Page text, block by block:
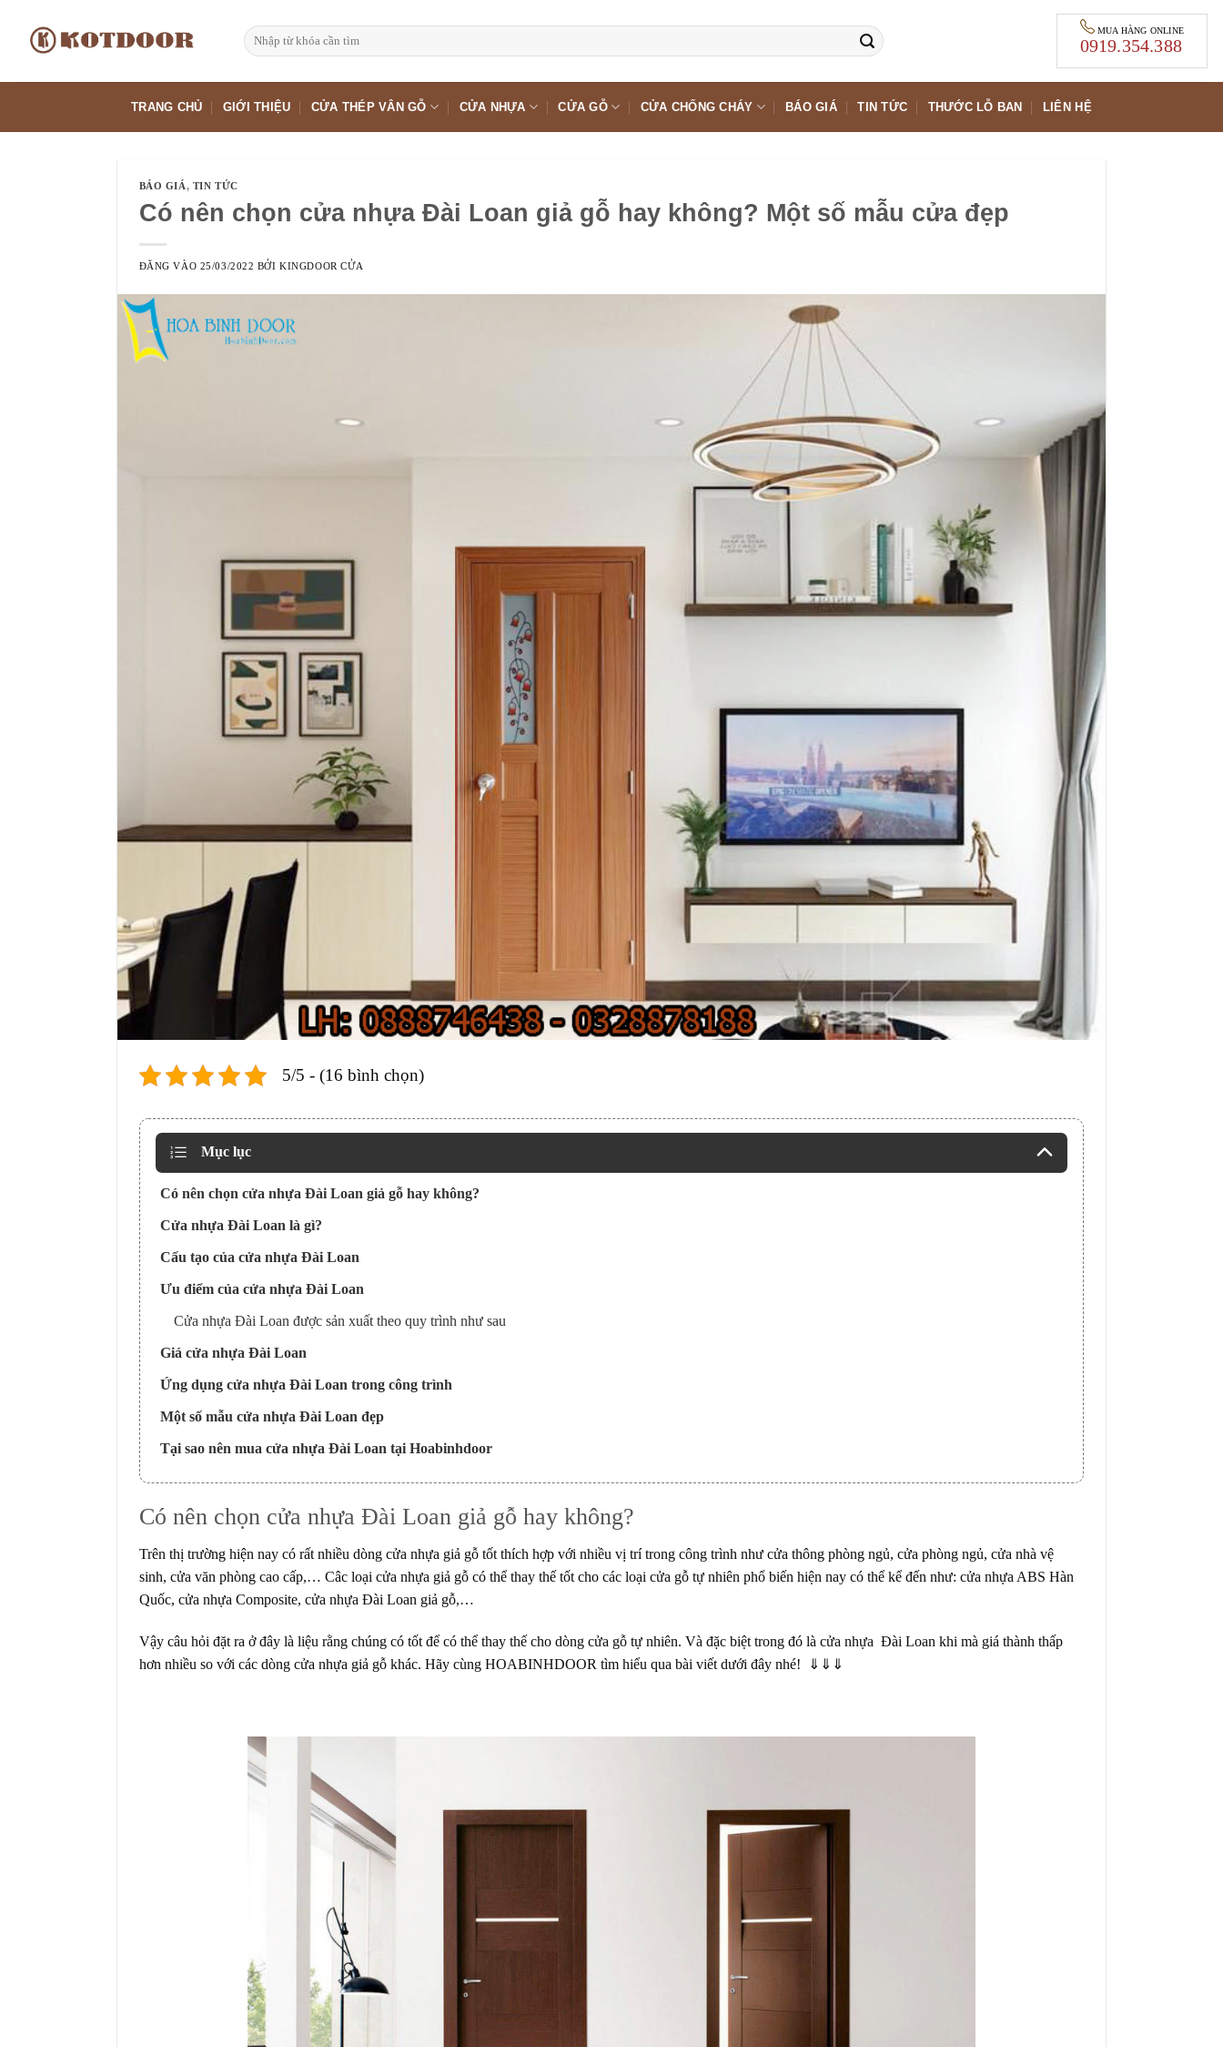
dung
Tìm
kiếm:
MUA HÀNG ONLINE
0919.354.388
TRANG CHỦ GIỚI THIỆU CỬA THÉP VÂN GỖ CỬA NHỰA CỬA GỖ CỬA CHỐNG CHÁY BÁO GIÁ TIN TỨC THƯỚC LỖ BAN LIÊN HỆ
BÁO GIÁ, TIN TỨC
Có nên chọn cửa nhựa Đài Loan giả gỗ hay không? Một số mẫu cửa đẹp
ĐĂNG VÀO 25/03/2022 BỞIKINGDOOR CỬA
5/5 - (16 bình chọn)
Mục lục
Có nên chọn cửa nhựa Đài Loan giả gỗ hay không?
Cửa nhựa Đài Loan là gì?
Cấu tạo của cửa nhựa Đài Loan
Ưu điểm của cửa nhựa Đài Loan
Cửa nhựa Đài Loan được sản xuất theo quy trình như sau
Giá cửa nhựa Đài Loan
Ứng dụng cửa nhựa Đài Loan trong công trình
Một số mẫu cửa nhựa Đài Loan đẹp
Tại sao nên mua cửa nhựa Đài Loan tại Hoabinhdoor
Có nên chọn cửa nhựa Đài Loan giả gỗ hay không?
Trên thị trường hiện nay có rất nhiều dòng cửa nhựa giả gỗ tốt thích hợp với nhiều vị trí trong công trình như cửa thông phòng ngủ, cửa phòng ngủ, cửa nhà vệ
sinh, cửa văn phòng cao cấp,… Câc loại cửa nhựa giả gỗ có thể thay thế tốt cho các loại cửa gỗ tự nhiên phổ biến hiện nay có thể kể đến như: cửa nhựa ABS Hàn
Quốc, cửa nhựa Composite, cửa nhựa Đài Loan giả gỗ,…
Vậy câu hỏi đặt ra ở đây là liệu rằng chúng có tốt để có thể thay thế cho dòng cửa gỗ tự nhiên. Và đặc biệt trong đó là cửa nhựa Đài Loan khi mà giá thành thấp
hơn nhiều so với các dòng cửa nhựa giả gỗ khác. Hãy cùng HOABINHDOOR tìm hiểu qua bài viết dưới đây nhé! ⇓⇓⇓